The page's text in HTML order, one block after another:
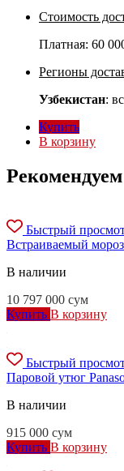
Стоимость
Платная: 60
Регионы
Узбекистан:
Купить
В корзину
Рекомендуем
Быстрый
Встраиваемый
В наличии
10 797 000 сум
Купить В корзину
Быстрый
Паровой утюг
В наличии
915 000 сум
Купить В корзину